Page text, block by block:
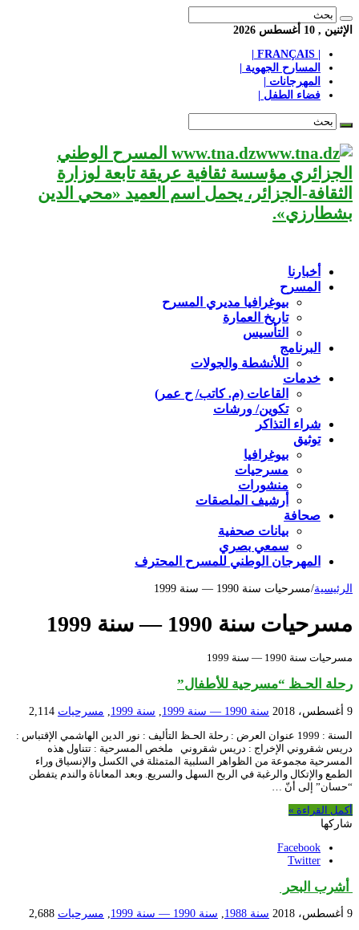
الإثنين , 10 أغسطس 2026
المسارح الجهوية |
المهرجانات |
فضاء الطفل |
www.tna.dz المسرح الوطني
الجزائري مؤسسة ثقافية عريقة تابعة لوزارة
الثقافة-الجزائر، يحمل اسم العميد «محي الدين
بشطارزي».
أخبارنا
المسرح
بيوغرافيا مديري المسرح
تاريخ العمارة
التأسيس
البرنامج
اللأنشطة والجولات
خدمات
القاعات (م. كاتب/ ح عمر)
تكوين/ ورشات
شراء التذاكر
توثيق
بيوغرافيا
مسرحيات
منشورات
أرشيف الملصقات
صحافة
بيانات صحفية
سمعي بصري
المهرجان الوطني للمسرح المحترف
الرئيسية/مسرحيات سنة 1990 — سنة 1999
مسرحيات سنة 1990 — سنة 1999
مسرحيات سنة 1990 — سنة 1999
رحلة الحـظ “مسرحية للأطفال”
9 أغسطس، 2018 سنة 1990 — سنة 1999 سنة 1999 مسرحيات 2,114
السنة : 1999 عنوان العرض : رحلة الحـظ التأليف : نور الدين الهاشمي الإقتباس :
دريس شقروني الإخراج : دريس شقروني ملخص المسرحية : تتناول هذه
المسرحية مجموعة من الظواهر السلبية المتمثلة في الكسل والإنسياق وراء
الطمع والإتكال والرغبة في الربح السهل والسريع. وبعد المعاناة والندم يتفطن
“حسان” إلى أنّ …
أكمل القراءة »
شاركها
Facebook
Twitter
أشرب البحر
9 أغسطس، 2018 سنة 1988 سنة 1990 — سنة 1999 مسرحيات 2,688